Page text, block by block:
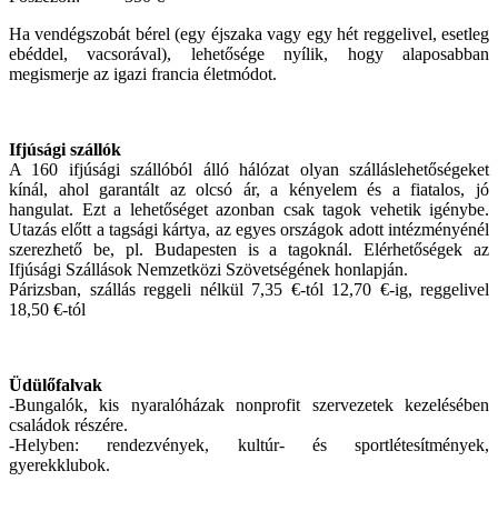
Ha vendégszobát bérel (egy éjszaka vagy egy hét reggelivel, esetleg
ebéddel, vacsorával), lehetősége nyílik, hogy alaposabban
megismerje az igazi francia életmódot.
Ifjúsági szállók
A 160 ifjúsági szállóból álló hálózat olyan szálláslehetőségeket
kínál, ahol garantált az olcsó ár, a kényelem és a fiatalos, jó
hangulat. Ezt a lehetőséget azonban csak tagok vehetik igénybe.
Utazás előtt a tagsági kártya, az egyes országok adott intézményénél
szerezhető be, pl. Budapesten is a tagoknál. Elérhetőségek az
Ifjúsági Szállások Nemzetközi Szövetségének honlapján.
Párizsban, szállás reggeli nélkül 7,35 €-tól 12,70 €-ig, reggelivel
18,50 €-tól
Üdülőfalvak
-Bungalók, kis nyaralóházak nonprofit szervezetek kezelésében
családok részére.
-Helyben: rendezvények, kultúr- és sportlétesítmények,
gyerekklubok.